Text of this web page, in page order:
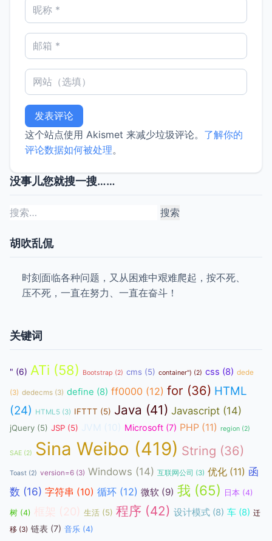
这个站点使用 Akismet 来减少垃圾评论。 了解你的
评论数据如何被处理。
没事儿您就搜一搜……
搜
胡吹乱侃
时刻面临各种问题，又从困难中艰难爬起，按不死、
压不死，一直在努力、一直在奋斗！
关键词
" (6) ATi (58) Bootstrap (2) cms (5) container") (2) css (8) dede
(3) dedecms (3) define (8) ff0000 (12) for (36) HTML
(24) HTML5 (3) IFTTT (5) Java (41) Javascript (14)
jQuery (5) JSP (5) JVM (10) Microsoft (7) PHP (11) region (2)
SAE (2) Sina Weibo (419) String (36)
Toast (2) version=6 (3) Windows (14) 互联网公司 (3) 优化 (11) 函
数 (16) 字符串 (10) 循环 (12) 微软 (9) 我 (65) 日本 (4)
树 (4) 框架 (20) 生活 (5) 程序 (42) 设计模式 (8) 车 (8) 迁
移 (3) 链表 (7) 音乐 (4)